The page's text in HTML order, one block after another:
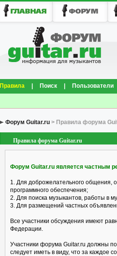
Правила Поиск Пользователи
Форум Guitar.ru > Правила форума
Правила форума Guitar.ru
Форум Guitar.ru является частным
1. Для доброжелательного общения,
программного обеспечения;
2. Для поиска музыкантов, работы в
3. Для размещений частных
Все участники обсуждения имеют
Федерации.
Участники форума Guitar.ru должны
следует иметь в виду, что за каждое